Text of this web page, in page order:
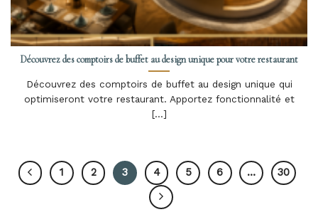
Découvrez des comptoirs de buffet au design unique pour votre restaurant
Découvrez des comptoirs de buffet au design unique qui
optimiseront votre restaurant. Apportez fonctionnalité et
[...]
1 2 3 4 5 6 … 30